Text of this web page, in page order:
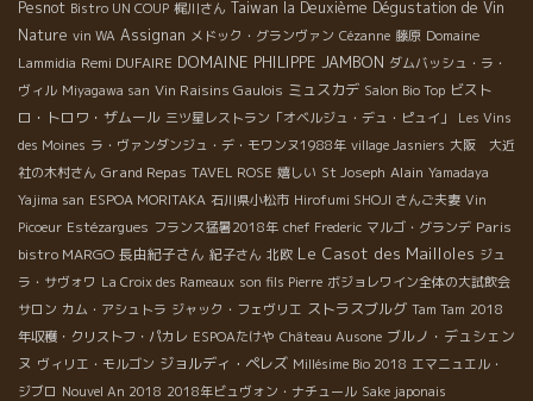
Pesnot Bistro UN COUP 梶川さん Taiwan la Deuxième Dégustation de Vin
Nature vin WA Assignan メドック・グランヴァン Cézanne 藤原 Domaine
Lammidia Remi DUFAIRE DOMAINE PHILIPPE JAMBON ダムバッシュ・ラ・
ヴィル Miyagawa san Vin Raisins Gaulois ミュスカデ Salon Bio Top ビスト
ロ・トロワ・ザムール 三ツ星レストラン「オベルジュ・デュ・ピュイ」
Les Vins
des Moines ラ・ヴァンダンジュ・デ・モワンヌ1988年 village Jasniers 大阪 大近
社の木村さん Grand Repas TAVEL ROSE 嬉しい St Joseph Alain Yamadaya
Yajima san ESPOA MORITAKA 石川県小松市 Hirofumi SHOJI さんご夫妻 Vin
Picoeur Estézargues フランス猛暑2018年 chef Frederic マルゴ・グランデ Paris
bistro MARGO 長由紀子さん 紀子さん 北欧 Le Casot des Mailloles ジュ
ラ・サヴォワ La Croix des Rameaux son fils Pierre ボジョレワイン全体の大試飲会
サロン カム・アシュトラ ジャック・フェヴリエ ストラスブルグ Tam Tam 2018
年収穫・クリストフ・パカレ ESPOAたけや Château Ausone ブルノ・デュシェン
ヌ ヴィリエ・モルゴン ジョルディ・ペレズ Millésime Bio 2018 エマニュエル・
ジブロ Nouvel An 2018 2018年ビュヴォン・ナチュール Sake japonais